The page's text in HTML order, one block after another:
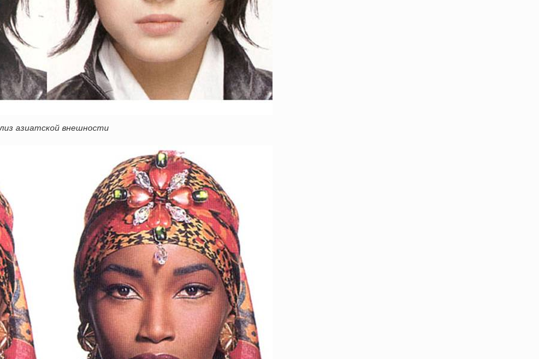
азиатской внешности